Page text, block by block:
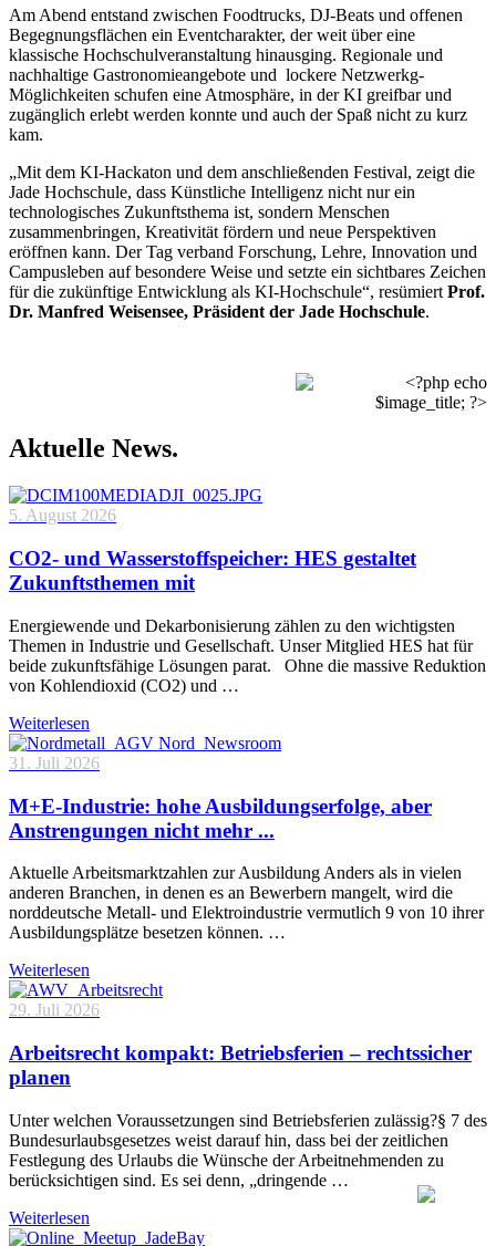
Am Abend entstand zwischen Foodtrucks, DJ-Beats und offenen
Begegnungsflächen ein Eventcharakter, der weit über eine
klassische Hochschulveranstaltung hinausging. Regionale und
nachhaltige Gastronomieangebote und lockere Netzwerkg-
Möglichkeiten schufen eine Atmosphäre, in der KI greifbar und
zugänglich erlebt werden konnte und auch der Spaß nicht zu kurz
kam.
„Mit dem KI-Hackaton und dem anschließenden Festival, zeigt die
Jade Hochschule, dass Künstliche Intelligenz nicht nur ein
technologisches Zukunftsthema ist, sondern Menschen
zusammenbringen, Kreativität fördern und neue Perspektiven
eröffnen kann. Der Tag verband Forschung, Lehre, Innovation und
Campusleben auf besondere Weise und setzte ein sichtbares Zeichen
für die zukünftige Entwicklung als KI-Hochschule“, resümiert Prof.
Dr. Manfred Weisensee, Präsident der Jade Hochschule.
Aktuelle News.
5. August 2026
CO2- und Wasserstoffspeicher: HES gestaltet
Zukunftsthemen mit
Energiewende und Dekarbonisierung zählen zu den wichtigsten
Themen in Industrie und Gesellschaft. Unser Mitglied HES hat für
beide zukunftsfähige Lösungen parat. Ohne die massive Reduktion
von Kohlendioxid (CO2) und …
Weiterlesen
31. Juli 2026
M+E-Industrie: hohe Ausbildungserfolge, aber
Anstrengungen nicht mehr ...
Aktuelle Arbeitsmarktzahlen zur Ausbildung Anders als in vielen
anderen Branchen, in denen es an Bewerbern mangelt, wird die
norddeutsche Metall- und Elektroindustrie vermutlich 9 von 10 ihrer
Ausbildungsplätze besetzen können. …
Weiterlesen
29. Juli 2026
Arbeitsrecht kompakt: Betriebsferien – rechtssicher
planen
Unter welchen Voraussetzungen sind Betriebsferien zulässig?§ 7 des
Bundesurlaubsgesetzes weist darauf hin, dass bei der zeitlichen
Festlegung des Urlaubs die Wünsche der Arbeitnehmenden zu
berücksichtigen sind. Es sei denn, „dringende …
Weiterlesen